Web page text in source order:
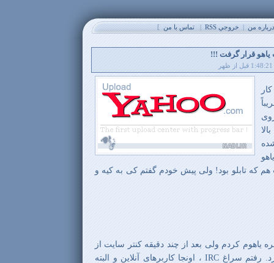
من|خروجي RSS |تماس با من]
قرار گرفت !!!
که تابلو بود! ولی پیش خودم گفتم کی به کیه و
تو آل برای لیست 500 نفره یاهوم کردم ولی بعد از چند دقیقه کنتر سایت از
رفتم سراغ IRC، اونجا کاربرهای آنلاین و البته